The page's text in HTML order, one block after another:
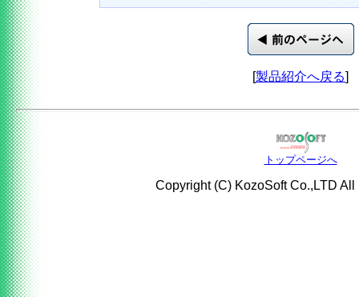
[製品紹介へ戻る]
トップページへ
Copyright (C) KozoSoft Co.,LTD All